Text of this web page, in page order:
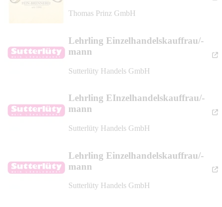
Thomas Prinz GmbH
Lehrling Einzelhandelskauffrau/-
mann
Sutterlüty Handels GmbH
Lehrling EInzelhandelskauffrau/-
mann
Sutterlüty Handels GmbH
Lehrling Einzelhandelskauffrau/-
mann
Sutterlüty Handels GmbH